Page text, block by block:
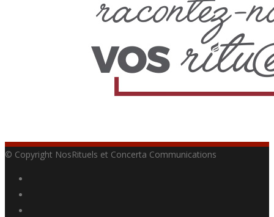
© Copyright NosRituels et Concerta Communications